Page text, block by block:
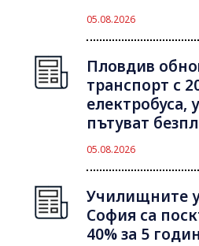
05.08.2026
Пловдив
транспорт с
електробуса,
пътуват
05.08.2026
Училищните
София са
40% за 5